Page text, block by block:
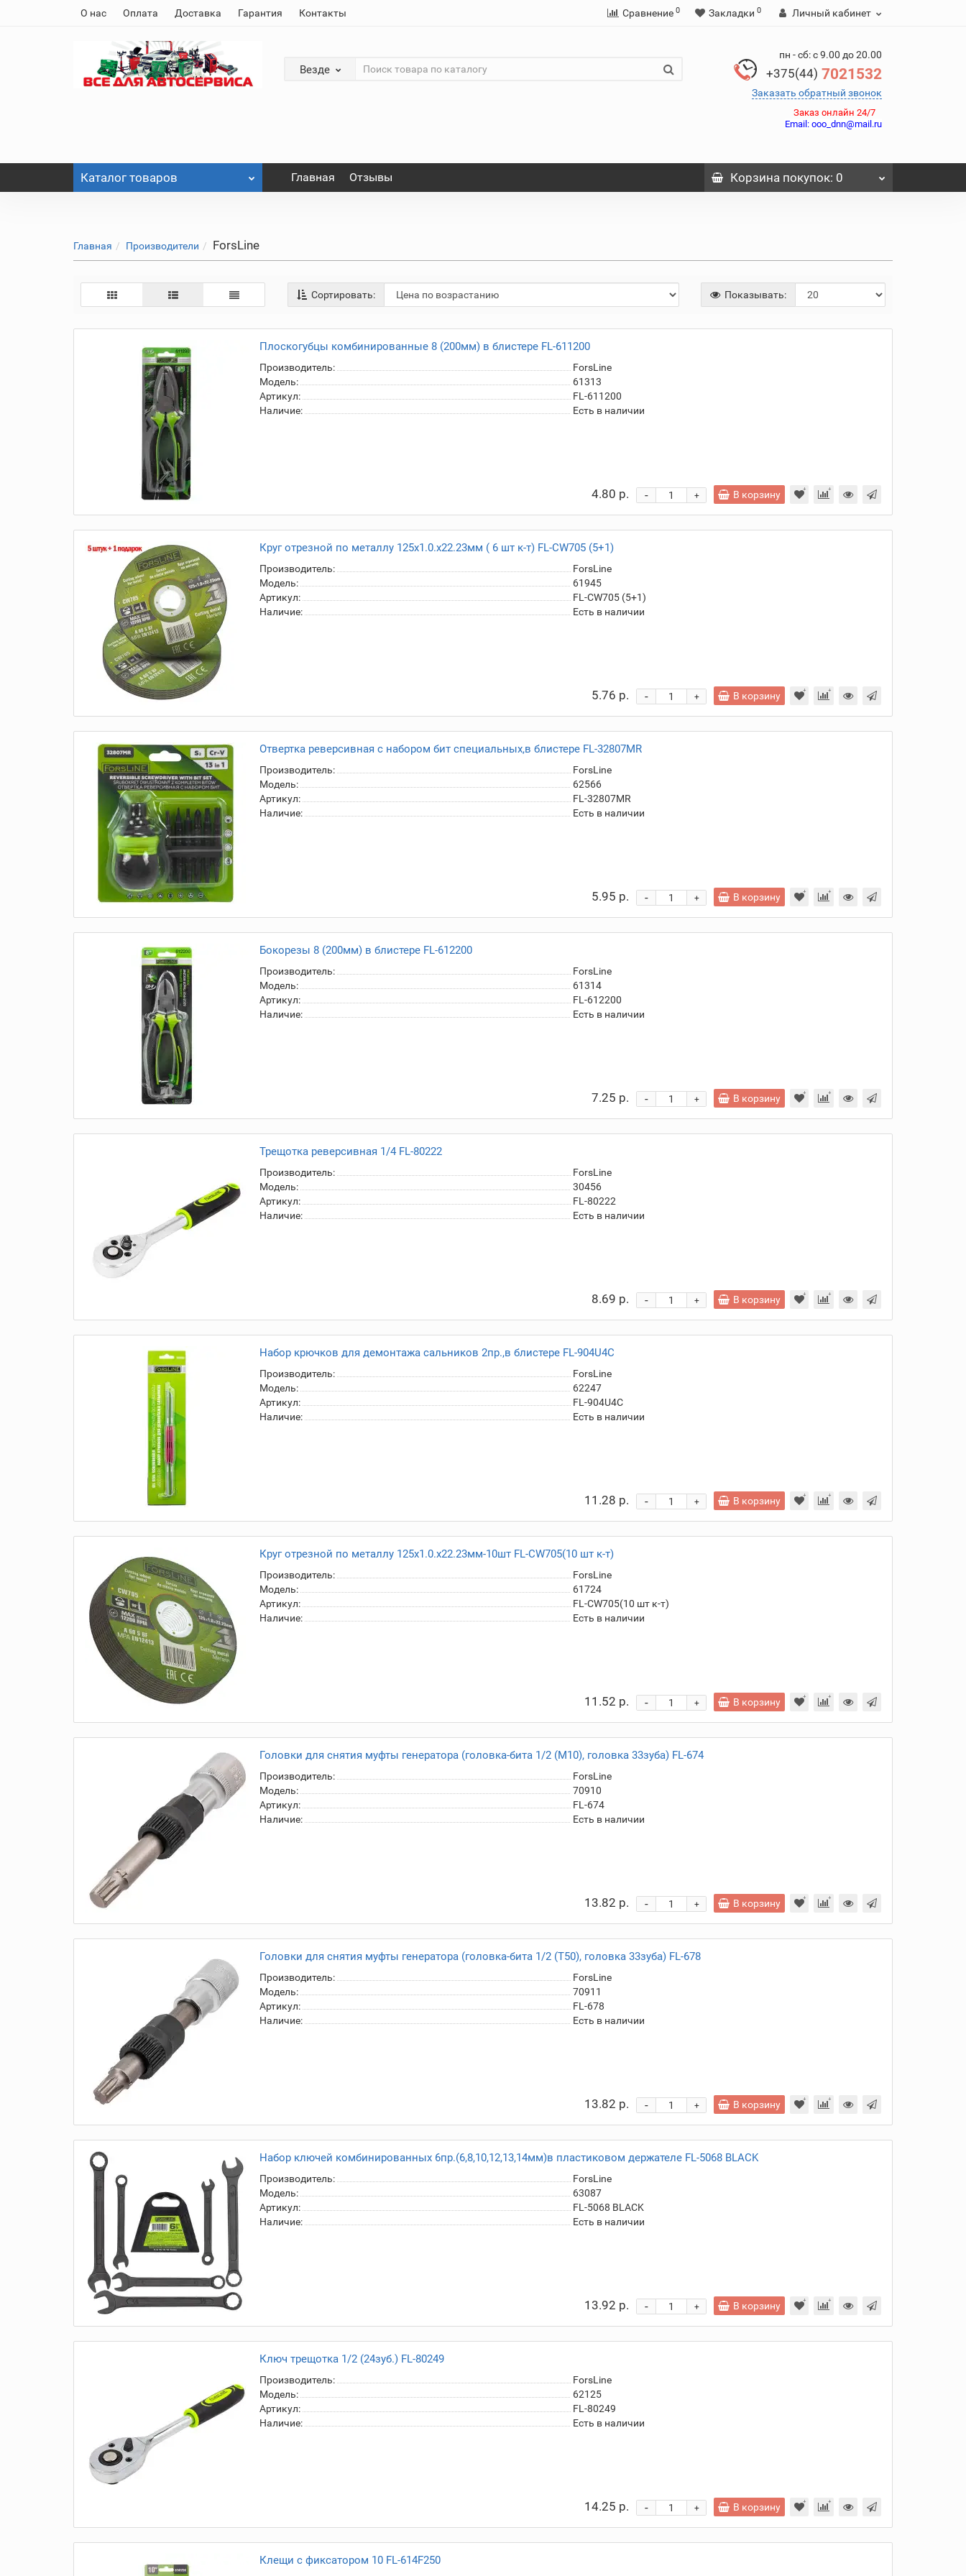
О нас Оплата Доставка Гарантия Контакты Сравнение 0 Закладки 0 Личный кабинет
Везде
пн - сб: с 9.00 до 20.00
+375(44) 7021532
Заказать обратный звонок
Заказ онлайн 24/7
Email: ooo_dnn@mail.ru
Каталог товаров Главная Отзывы Корзинапокупок: 0
Главная Производители ForsLine
Сортировать: Показывать:
Плоскогубцы комбинированные 8 (200мм) в блистере FL-611200
Производитель:
ForsLine
Модель:
61313
Артикул:
FL-611200
Наличие:
Есть в наличии
4.80 р. +
- В корзину
Круг отрезной по металлу 125х1.0.х22.23мм ( 6 шт к-т) FL-CW705 (5+1)
Производитель:
ForsLine
Модель:
61945
Артикул:
FL-CW705 (5+1)
Наличие:
Есть в наличии
5.76 р. +
- В корзину
Отвертка реверсивная с набором бит специальных,в блистере FL-32807MR
Производитель:
ForsLine
Модель:
62566
Артикул:
FL-32807MR
Наличие:
Есть в наличии
5.95 р. +
- В корзину
Бокорезы 8 (200мм) в блистере FL-612200
Производитель:
ForsLine
Модель:
61314
Артикул:
FL-612200
Наличие:
Есть в наличии
7.25 р. +
- В корзину
Трещотка реверсивная 1/4 FL-80222
Производитель:
ForsLine
Модель:
30456
Артикул:
FL-80222
Наличие:
Есть в наличии
8.69 р. +
- В корзину
Набор крючков для демонтажа сальников 2пр.,в блистере FL-904U4C
Производитель:
ForsLine
Модель:
62247
Артикул:
FL-904U4C
Наличие:
Есть в наличии
11.28 р. +
- В корзину
Круг отрезной по металлу 125х1.0.х22.23мм-10шт FL-CW705(10 шт к-т)
Производитель:
ForsLine
Модель:
61724
Артикул:
FL-CW705(10 шт к-т)
Наличие:
Есть в наличии
11.52 р. +
- В корзину
Головки для снятия муфты генератора (головка-бита 1/2 (M10), головка 33зуба) FL-674
Производитель:
ForsLine
Модель:
70910
Артикул:
FL-674
Наличие:
Есть в наличии
13.82 р. +
- В корзину
Головки для снятия муфты генератора (головка-бита 1/2 (T50), головка 33зуба) FL-678
Производитель:
ForsLine
Модель:
70911
Артикул:
FL-678
Наличие:
Есть в наличии
13.82 р. +
- В корзину
Набор ключей комбинированных 6пр.(6,8,10,12,13,14мм)в пластиковом держателе FL-5068 BLACK
Производитель:
ForsLine
Модель:
63087
Артикул:
FL-5068 BLACK
Наличие:
Есть в наличии
13.92 р. +
- В корзину
Ключ трещотка 1/2 (24зуб.) FL-80249
Производитель:
ForsLine
Модель:
62125
Артикул:
FL-80249
Наличие:
Есть в наличии
14.25 р. +
- В корзину
Клещи с фиксатором 10 FL-614F250